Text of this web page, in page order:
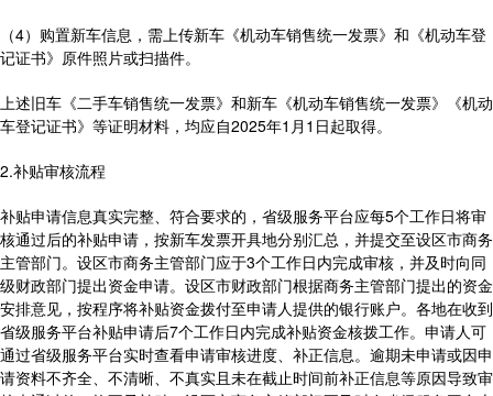
（4）购置新车信息，需上传新车《机动车销售统一发票》和《机动车登
记证书》原件照片或扫描件。
上述旧车《二手车销售统一发票》和新车《机动车销售统一发票》《机动
车登记证书》等证明材料，均应自2025年1月1日起取得。
2.补贴审核流程
补贴申请信息真实完整、符合要求的，省级服务平台应每5个工作日将审
核通过后的补贴申请，按新车发票开具地分别汇总，并提交至设区市商务
主管部门。设区市商务主管部门应于3个工作日内完成审核，并及时向同
级财政部门提出资金申请。设区市财政部门根据商务主管部门提出的资金
安排意见，按程序将补贴资金拨付至申请人提供的银行账户。各地在收到
省级服务平台补贴申请后7个工作日内完成补贴资金核拨工作。申请人可
通过省级服务平台实时查看申请审核进度、补正信息。逾期未申请或因申
请资料不齐全、不清晰、不真实且未在截止时间前补正信息等原因导致审